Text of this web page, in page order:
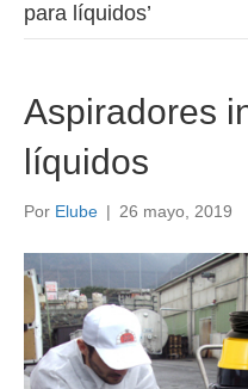
para líquidos’
Aspiradores
líquidos
Por Elube | 26 mayo, 2019